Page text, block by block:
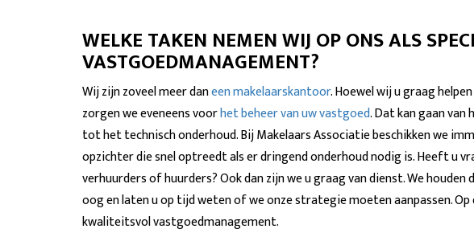
WELKE TAKEN NEMEN WIJ OP ONS ALS
VASTGOEDMANAGEMENT?
Wij zijn zoveel meer daneen makelaarskantoor. Hoewel wij u graag
zorgen we eveneens voorhet beheer van uw vastgoed. Dat kan gaan van
tot het technisch onderhoud. Bij Makelaars Associatie beschikken we
opzichter die snel optreedt als er dringend onderhoud nodig is. Heeft u
verhuurders of huurders? Ook dan zijn we u graag van dienst. We
oog en laten u op tijd weten of we onze strategie moeten aanpassen.
kwaliteitsvol vastgoedmanagement.